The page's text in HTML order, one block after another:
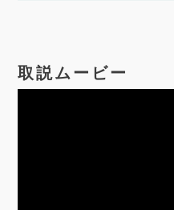
取説ムービー